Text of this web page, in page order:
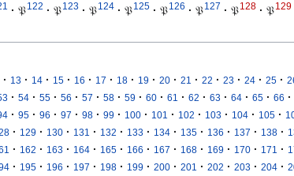
· 𝔓122 · 𝔓123 · 𝔓124 · 𝔓125 · 𝔓126 · 𝔓127 · 𝔓128 · 𝔓129
· 13 · 14 · 15 · 16 · 17 · 18 · 19 · 20 · 21 · 22 · 23 · 24 · 25 ·
· 54 · 55 · 56 · 57 · 58 · 59 · 60 · 61 · 62 · 63 · 64 · 65 · 66 ·
· 95 · 96 · 97 · 98 · 99 · 100 · 101 · 102 · 103 · 104 · 105 ·
· 129 · 130 · 131 · 132 · 133 · 134 · 135 · 136 · 137 · 138 ·
· 162 · 163 · 164 · 165 · 166 · 167 · 168 · 169 · 170 · 171 ·
· 195 · 196 · 197 · 198 · 199 · 200 · 201 · 202 · 203 · 204 ·